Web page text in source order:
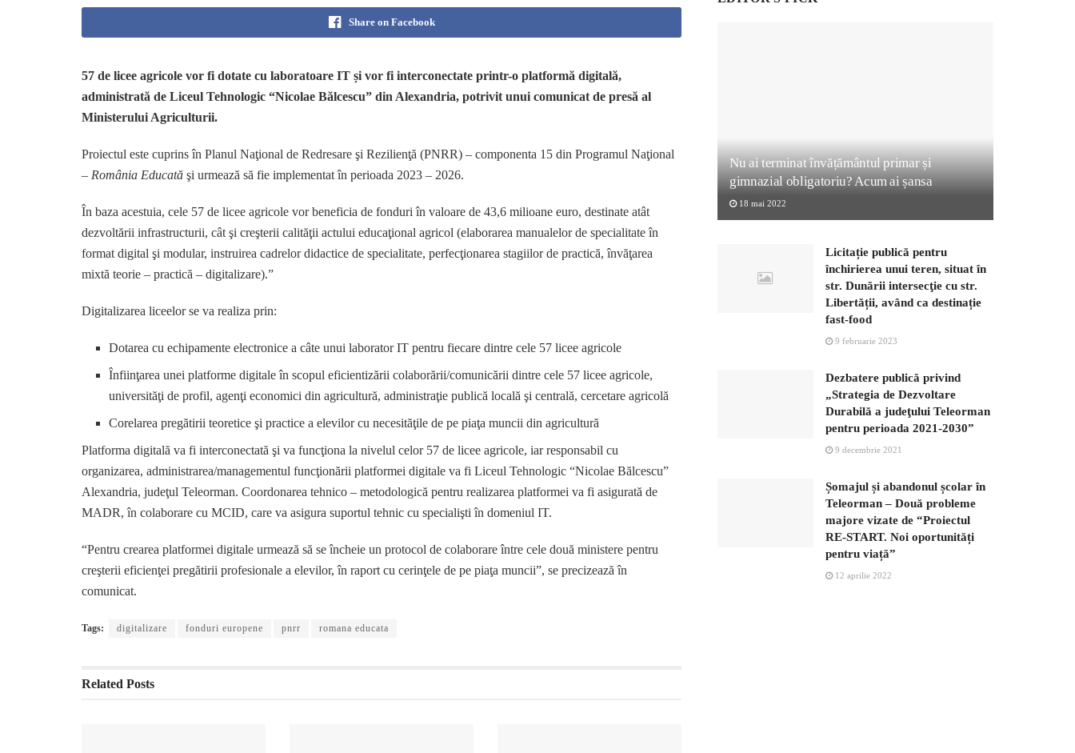
Share on Facebook
57 de licee agricole vor fi dotate cu laboratoare IT și vor fi interconectate printr-o platformă digitală,
administrată de Liceul Tehnologic “Nicolae Bălcescu” din Alexandria, potrivit unui comunicat de presă al
Ministerului Agriculturii.
Proiectul este cuprins în Planul Naţional de Redresare şi Rezilienţă (PNRR) – componenta 15 din Programul Naţional
– România Educată şi urmează să fie implementat în perioada 2023 – 2026.
În baza acestuia, cele 57 de licee agricole vor beneficia de fonduri în valoare de 43,6 milioane euro, destinate atât
dezvoltării infrastructurii, cât şi creşterii calităţii actului educaţional agricol (elaborarea manualelor de specialitate în
format digital şi modular, instruirea cadrelor didactice de specialitate, perfecţionarea stagiilor de practică, învăţarea
mixtă teorie – practică – digitalizare).”
Digitalizarea liceelor se va realiza prin:
Dotarea cu echipamente electronice a câte unui laborator IT pentru fiecare dintre cele 57 licee agricole
Înfiinţarea unei platforme digitale în scopul eficientizării colaborării/comunicării dintre cele 57 licee agricole,
universităţi de profil, agenţi economici din agricultură, administraţie publică locală şi centrală, cercetare agricolă
Corelarea pregătirii teoretice şi practice a elevilor cu necesităţile de pe piaţa muncii din agricultură
Platforma digitală va fi interconectată şi va funcţiona la nivelul celor 57 de licee agricole, iar responsabil cu
organizarea, administrarea/managementul funcţionării platformei digitale va fi Liceul Tehnologic “Nicolae Bălcescu”
Alexandria, judeţul Teleorman. Coordonarea tehnico – metodologică pentru realizarea platformei va fi asigurată de
MADR, în colaborare cu MCID, care va asigura suportul tehnic cu specialişti în domeniul IT.
“Pentru crearea platformei digitale urmează să se încheie un protocol de colaborare între cele două ministere pentru
creşterii eficienţei pregătirii profesionale a elevilor, în raport cu cerinţele de pe piaţa muncii”, se precizează în
comunicat.
Tags: digitalizare fonduri europene pnrr romana educata
Related Posts
Nu ai terminat învățământul primar și
gimnazial obligatoriu? Acum ai șansa
18 mai 2022
Licitație publică pentru
închirierea unui teren, situat în
str. Dunării intersecţie cu str.
Libertății, având ca destinație
fast-food
9 februarie 2023
Dezbatere publică privind
„Strategia de Dezvoltare
Durabilă a judeţului Teleorman
pentru perioada 2021-2030”
9 decembrie 2021
Șomajul și abandonul școlar în
Teleorman – Două probleme
majore vizate de “Proiectul
RE-START. Noi oportunități
pentru viață”
12 aprilie 2022